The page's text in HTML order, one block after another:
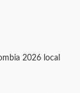
2026 local